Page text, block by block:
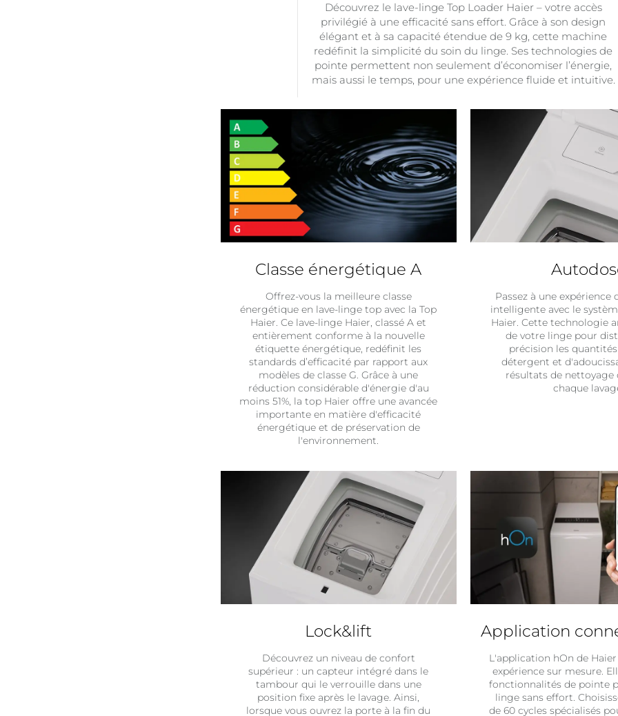
Découvrez le lave-linge Top Loader Haier – votre accès
privilégié à une efficacité sans effort. Grâce à son design
élégant et à sa capacité étendue de 9 kg, cette machine
redéfinit la simplicité du soin du linge. Ses technologies de
pointe permettent non seulement d’économiser l’énergie,
mais aussi le temps, pour une expérience fluide et intuitive.
Classe énergétique A
Offrez-vous la meilleure classe
énergétique en lave-linge top avec la Top
Haier. Ce lave-linge Haier, classé A et
entièrement conforme à la nouvelle
étiquette énergétique, redéfinit les
standards d’efficacité par rapport aux
modèles de classe G. Grâce à une
réduction considérable d'énergie d'au
moins 51%, la top Haier offre une avancée
importante en matière d'efficacité
énergétique et de préservation de
l'environnement.
Passez à une expérience
intelligente avec le
Haier. Cette technologie
de votre linge pour
précision les
détergent et
résultats de nettoyage
chaque
Lock&lift
Découvrez un niveau de confort
supérieur : un capteur intégré dans le
tambour qui le verrouille dans une
position fixe après le lavage. Ainsi,
lorsque vous ouvrez la porte à la fin du
Application
L'application hOn de
expérience sur mesure.
fonctionnalités de pointe
linge sans effort.
de 60 cycles spécialisés